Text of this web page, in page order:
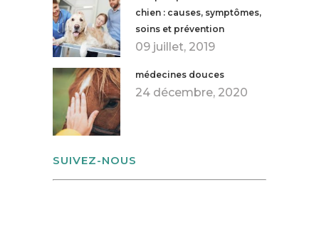
chien : causes, symptômes,
soins et prévention
09 juillet, 2019
médecines douces
24 décembre, 2020
SUIVEZ-NOUS